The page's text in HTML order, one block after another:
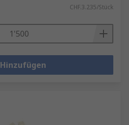
CHF.3.235/Stück
Hinzufügen